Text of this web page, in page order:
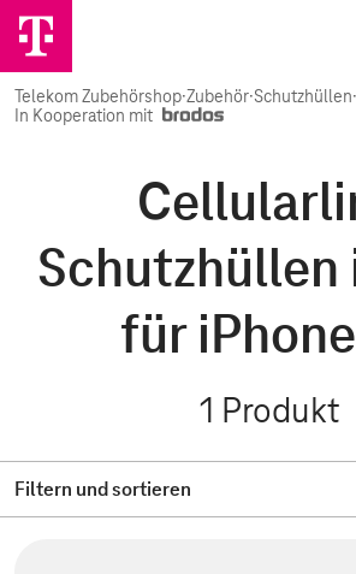
Telekom Zubehörshop·Zubehör·Schutzhüllen·
In Kooperation mit
Schutzhüllen
für
1 Produkt
Filtern und sortieren